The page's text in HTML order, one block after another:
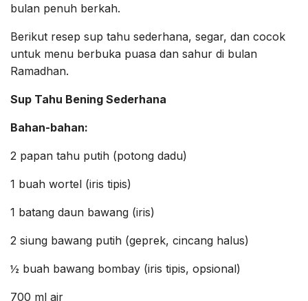
bulan penuh berkah.
Berikut resep sup tahu sederhana, segar, dan cocok
untuk menu berbuka puasa dan sahur di bulan
Ramadhan.
Sup Tahu Bening Sederhana
Bahan-bahan:
2 papan tahu putih (potong dadu)
1 buah wortel (iris tipis)
1 batang daun bawang (iris)
2 siung bawang putih (geprek, cincang halus)
½ buah bawang bombay (iris tipis, opsional)
700 ml air